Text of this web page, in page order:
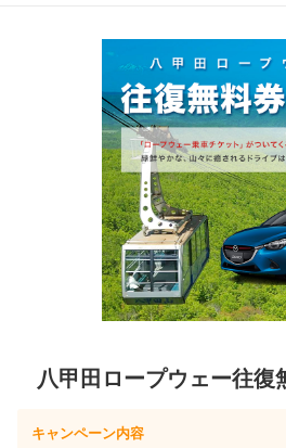
八甲田ロープウェー往復
キャンペーン内容